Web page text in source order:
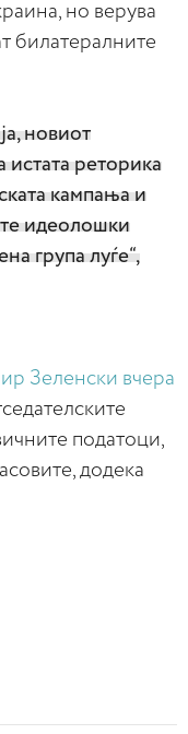
но верува
билатералните
новиот
истата реторика
кампања и
идеолошки
група луѓе“,
Зеленски вчера
податоци,
додека